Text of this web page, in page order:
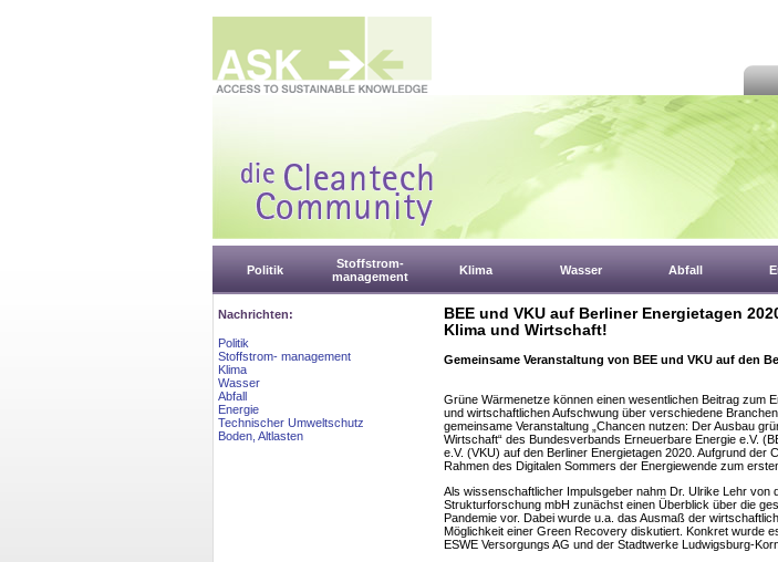
Politik
Stoffstrom-
management
Klima Wasser Abfall
Nachrichten:
Politik
Stoffstrom- management
Klima
Wasser
Abfall
Energie
Technischer Umweltschutz
Boden, Altlasten
BEE und VKU auf Berliner Energietagen
Klima und Wirtschaft!
Gemeinsame Veranstaltung von BEE und VKU auf den
Grüne Wärmenetze können einen wesentlichen Beitrag zum
und wirtschaftlichen Aufschwung über verschiedene
gemeinsame Veranstaltung „Chancen nutzen: Der Ausbau
Wirtschaft“ des Bundesverbands Erneuerbare Energie e.V.
e.V. (VKU) auf den Berliner Energietagen 2020. Aufgrund der
Rahmen des Digitalen Sommers der Energiewende zum
Als wissenschaftlicher Impulsgeber nahm Dr. Ulrike Lehr von
Strukturforschung mbH zunächst einen Überblick über die
Pandemie vor. Dabei wurde u.a. das Ausmaß der
Möglichkeit einer Green Recovery diskutiert. Konkret wurde
ESWE Versorgungs AG und der Stadtwerke Ludwigsburg-